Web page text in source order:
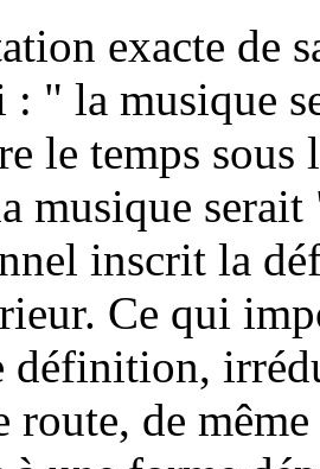
exacte de
" la musique
le temps
musique
inscrit la
Ce qui
définition,
route, de